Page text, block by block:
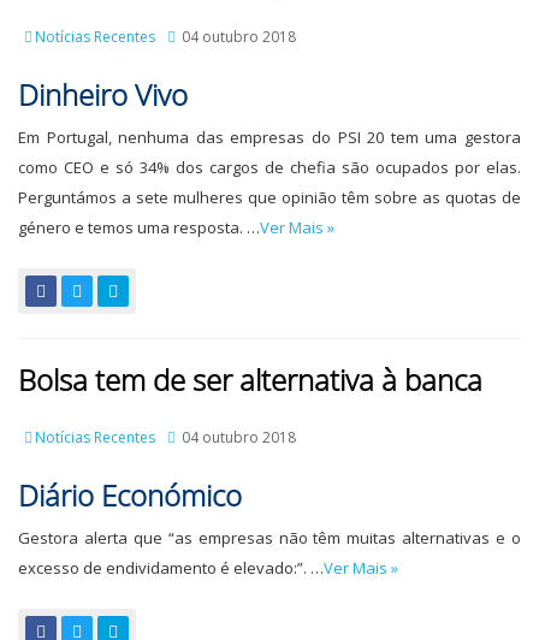
Notícias Recentes 04 outubro 2018
Dinheiro Vivo
Em Portugal, nenhuma das empresas do PSI 20 tem uma gestora
como CEO e só 34% dos cargos de chefia são ocupados por elas.
Perguntámos a sete mulheres que opinião têm sobre as quotas de
género e temos uma resposta. …Ver Mais »
Bolsa tem de ser alternativa à banca
Notícias Recentes 04 outubro 2018
Diário Económico
Gestora alerta que “as empresas não têm muitas alternativas e o
excesso de endividamento é elevado:”. …Ver Mais »